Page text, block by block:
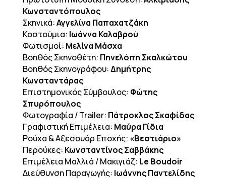
Κωνσταντόπουλος
Σκηνικά:Αγγελίνα Παπαχατζάκη
Κοστούμια: Ιωάννα Καλαβρού
Φωτισμοί: Μελίνα Μάσχα
Βοηθός Σκηνοθέτη: Πηνελόπη Σκαλκώτου
Βοηθός Σκηνογράφου:Δημήτρης
Κωνσταντάρας
Επιστημονικός Σύμβουλος: Φώτης
Σπυρόπουλος
Φωτογραφία / Trailer: Πάτροκλος Σκαφίδας
Γραφιστική Επιμέλεια: Μαύρα Γίδια
Ρούχα & Αξεσουάρ Εποχής: «Βεστιάριο»
Περούκες: Κωνσταντίνος Σαββάκης
Επιμέλεια Μαλλιά / Μακιγιάζ: Le Boudoir
Διεύθυνση Παραγωγής: Ιωάννης Παντελίδης